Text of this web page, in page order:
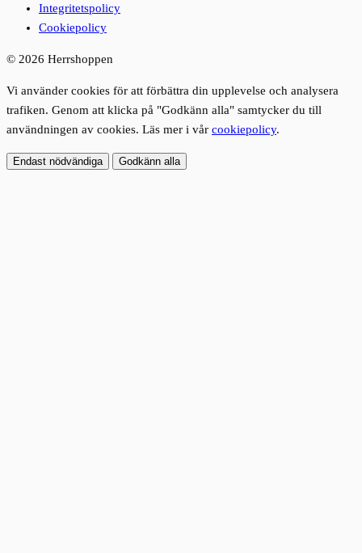
Integritetspolicy
Cookiepolicy
© 2026 Herrshoppen
Vi använder cookies för att förbättra din upplevelse och analysera
trafiken. Genom att klicka på "Godkänn alla" samtycker du till
användningen av cookies. Läs mer i vår cookiepolicy.
Endast nödvändiga Godkänn alla